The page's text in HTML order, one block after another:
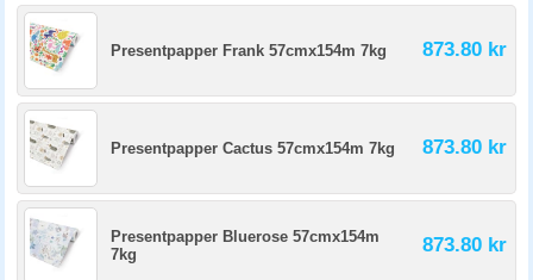
Presentpapper Frank 57cmx154m 7kg 873.80 kr
Presentpapper Cactus 57cmx154m 7kg 873.80 kr
Presentpapper Bluerose 57cmx154m
7kg
873.80 kr